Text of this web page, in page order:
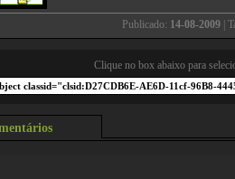
Publicado: 14-08-2009|
Clique no box abaixo para